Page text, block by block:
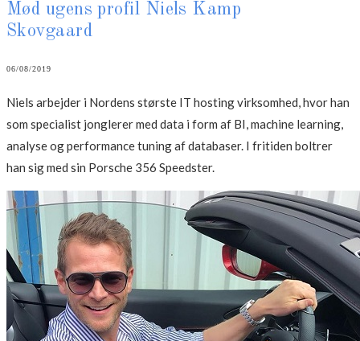
Mød ugens profil Niels Kamp
Skovgaard
06/08/2019
Niels arbejder i Nordens største IT hosting virksomhed, hvor han
som specialist jonglerer med data i form af BI, machine learning,
analyse og performance tuning af databaser. I fritiden boltrer
han sig med sin Porsche 356 Speedster.